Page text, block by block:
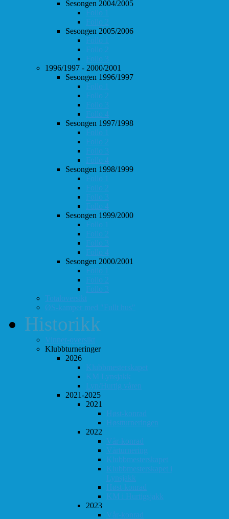
Sesongen 2004/2005
Follo 1
Follo 2
Sesongen 2005/2006
Follo 1
Follo 2
Follo 3
1996/1997 - 2000/2001
Sesongen 1996/1997
Follo 1
Follo 2
Follo 3
Follo 4
Sesongen 1997/1998
Follo 1
Follo 2
Follo 3
Follo 4
Sesongen 1998/1999
Follo 1
Follo 2
Follo 3
Follo 4
Sesongen 1999/2000
Follo 1
Follo 2
Follo 3
Follo 4
Sesongen 2000/2001
Follo 1
Follo 2
Follo 3
Totaloversikt
ØS-kamper med "Fullt hus"
Historikk
Vinner-oversikt
Klubbturneringer
2026
Klubbmesterskapet
KM Lynsjakk
Lyn/Hurtig våren
2021-2025
2021
Høst-konrad
Høstturneringen
2022
Vår-konrad
Vårturnering
Klubbmesterskapet
Klubbmesterskapet i
Lynsjakk
Høst-konrad
KM i Hurtigsjakk
2023
Vår-konrad